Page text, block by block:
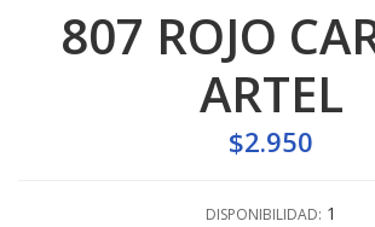
807 ROJO
ARTEL
$2.950
DISPONIBILIDAD: 1